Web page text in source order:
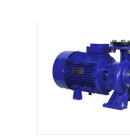
ADD TO CART